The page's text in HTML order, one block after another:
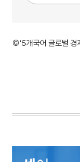
©'5개국어 글로벌 경